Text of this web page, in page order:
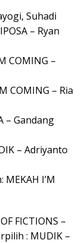
Suhadi
– Ryan
COMING –
COMING – Ria
– Gandang
– Adriyanto
I’M
FICTIONS –
: MUDIK –